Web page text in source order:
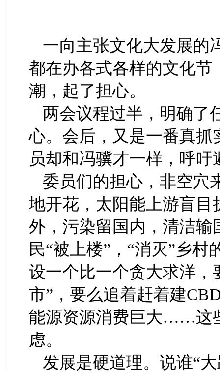
一向主张文化大发展的
都在办各式各样的文化
潮，起了担心。
两会议程过半，明确了
心。会后，又是一番真
员却和冯骥才一样，呼
委员们的担心，非空穴
地开花，太阳能上游盲
外，污染留国内，清洁
民“被上楼”，“消灭”乡
设一个比一个贪大求洋，
市”，要么追着赶着建
能源资源消费巨大……这
虑。
发展是硬道理。说谁“